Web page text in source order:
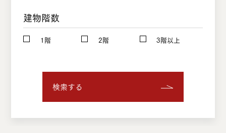
建物階数
1階 2階 3階以上
検索する